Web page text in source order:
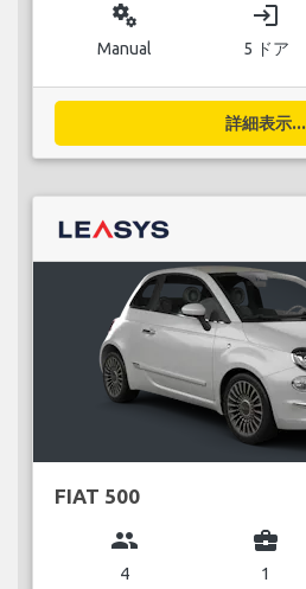
miscellaneous_services
Manual
login
5 ドア
詳細表示...
FIAT 500
group
4
business_center
1